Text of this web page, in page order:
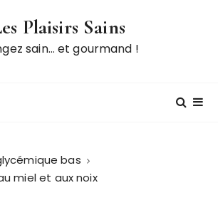
Plaisirs Sains
sain… et gourmand !
bas
miel et aux noix